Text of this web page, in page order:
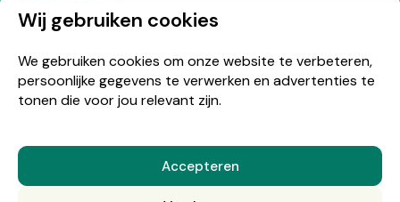
Wij gebruiken cookies
We gebruiken cookies om onze website te verbeteren,
persoonlijke gegevens te verwerken en advertenties te
tonen die voor jou relevant zijn.
Accepteren
Meld je aan voor de Prins nieuwsbrief
© Copyright 2026 Prins